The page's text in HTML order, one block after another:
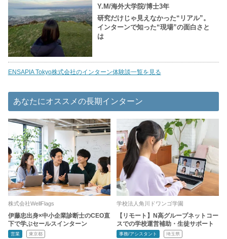
Y.M/海外大学院/博士3年
研究だけじゃ見えなかった“リアル”。
インターンで知った“現場”の面白さと
は
ENSAPIA Tokyo株式会社のインターン体験談一覧を見る
あなたにオススメの長期インターン
株式会社WellFlags
伊藤忠出身×中小企業診断士のCEO直
下で学ぶセールスインターン
営業 東京都
学校法人角川ドワンゴ学園
【リモート】N高グループネットコー
スでの学校運営補助・生徒サポート
事務/アシスタント 埼玉県